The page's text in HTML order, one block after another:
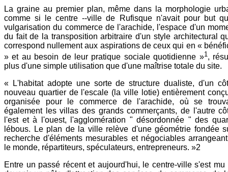
La graine au premier plan, même dans la morphologie
comme si le centre --ville de Rufisque n'avait pour but
vulgarisation du commerce de l'arachide, l'espace d'un
du fait de la transposition arbitraire d'un style architectural
correspond nullement aux aspirations de ceux qui en «
» et au besoin de leur pratique sociale quotidienne »1,
plus d'une simple utilisation que d'une maîtrise totale du site.
« L'habitat adopte une sorte de structure dualiste, d'un
nouveau quartier de l'escale (la ville lotie) entièrement
organisée pour le commerce de l'arachide, où se
également les villas des grands commerçants, de l'autre
l'est et à l'ouest, l'agglomération " désordonnée " des
lébous. Le plan de la ville relève d'une géométrie fondée
recherche d'éléments mesurables et négociables
le monde, répartiteurs, spéculateurs, entrepreneurs. »2
Entre un passé récent et aujourd'hui, le centre-ville s'est mu